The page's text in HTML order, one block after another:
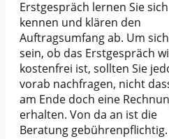
Erstgespräch lernen Sie sich
kennen und klären den
Auftragsumfang ab. Um
sein, ob das Erstgespräch
kostenfrei ist, sollten Sie
vorab nachfragen, nicht
am Ende doch eine
erhalten. Von da an ist die
Beratung gebührenpflichtig.